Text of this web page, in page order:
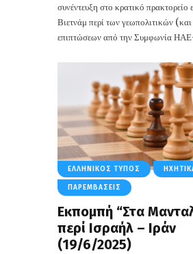
συνέντευξη στο κρατικό πρακτορείο
Βιετνάμ περί των γεωπολιτικών
επιπτώσεων από την Συμφωνία
ΕΛΛΗΝΙΚΌΣ ΤΎΠΟΣ
ΠΑΡΕΜΒΆΣΕΙΣ
Εκπομπή “Στα
περί Ισραήλ – Ιράν
(19/6/2025)